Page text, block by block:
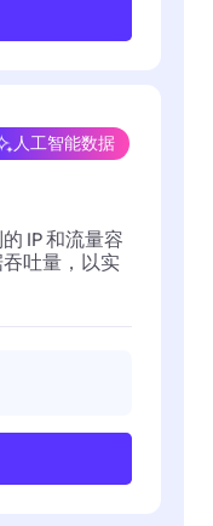
人工智能数据
IP 和流量容
吐量，以实